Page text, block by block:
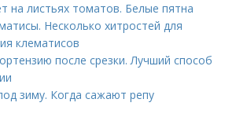
на листьях томатов. Белые пятна
Несколько хитростей для
клематисов
после срезки. Лучший способ
зиму. Когда сажают репу